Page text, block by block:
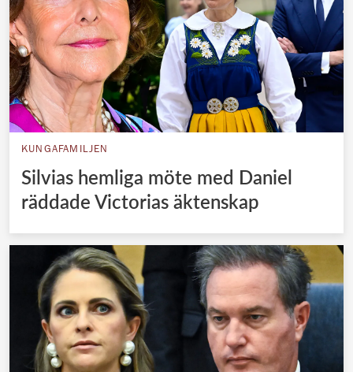
KUNGAFAMILJEN
Silvias hemliga möte med Daniel
räddade Victorias äktenskap